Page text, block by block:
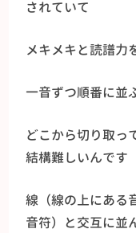
されていて
メキメキと読譜力
一音ずつ順番に
どこから切り取
結構難しいんです
線（線の上にある
音符）と交互に並